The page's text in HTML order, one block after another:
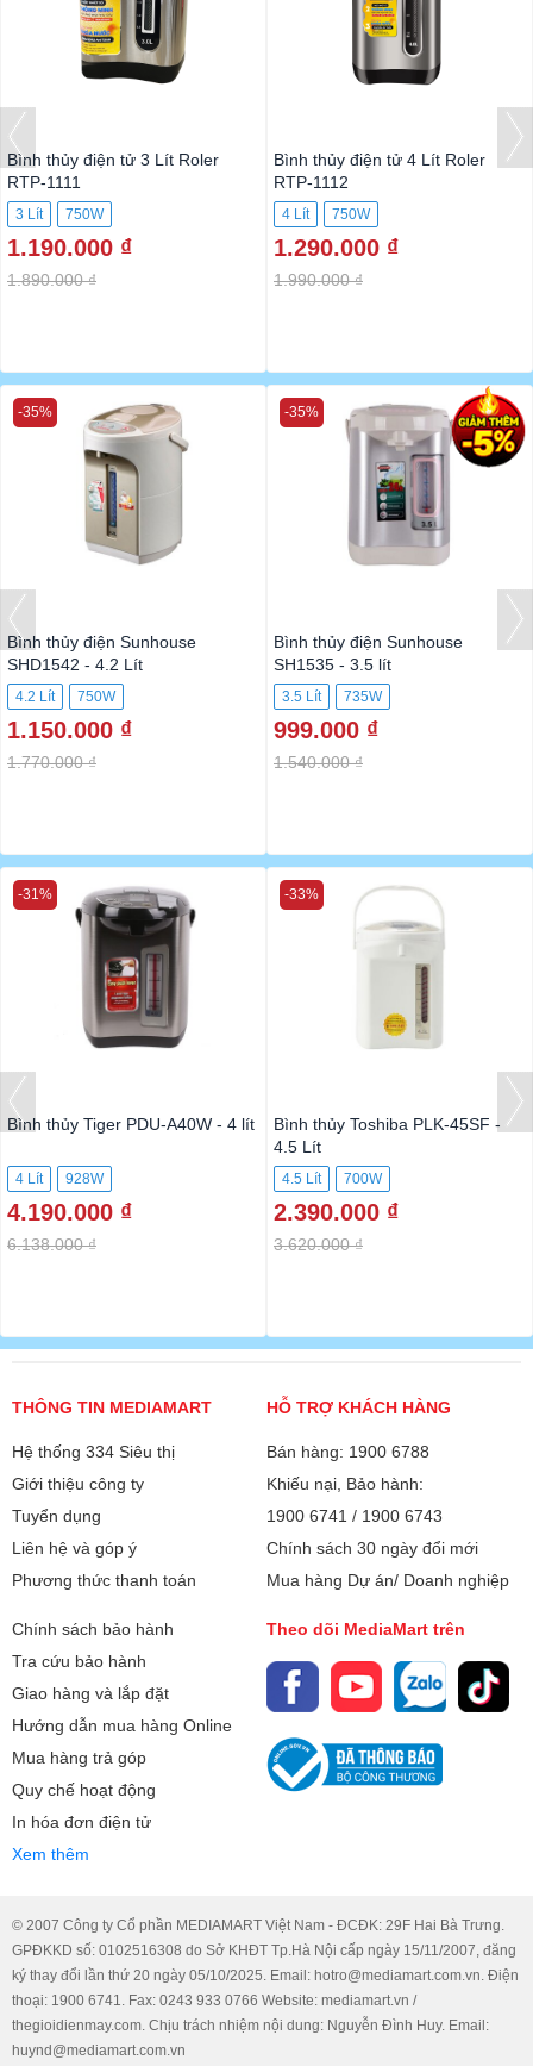
Bình thủy điện tử 3 Lít Roler
RTP-1111
3 Lít 750W
1.190.000 ₫
1.890.000 ₫
Bình thủy điện tử 4 Lít Roler
RTP-1112
4 Lít 750W
1.290.000 ₫
1.990.000 ₫
Bình thủy điện Sunhouse
SHD1542 - 4.2 Lít
4.2 Lít 750W
1.150.000 ₫
1.770.000 ₫
-35%
Bình thủy điện Sunhouse
SH1535 - 3.5 lít
3.5 Lít 735W
999.000 ₫
1.540.000 ₫
-35%
Bình thủy Tiger PDU-A40W - 4 lít
4 Lít 928W
4.190.000 ₫
6.138.000 ₫
-31%
Bình thủy Toshiba PLK-45SF -
4.5 Lít
4.5 Lít 700W
2.390.000 ₫
3.620.000 ₫
-33%
THÔNG TIN MEDIAMART
Hệ thống 334 Siêu thị
Giới thiệu công ty
Tuyển dụng
Liên hệ và góp ý
Phương thức thanh toán
HỖ TRỢ KHÁCH HÀNG
Bán hàng: 1900 6788
Khiếu nại, Bảo hành:
1900 6741 / 1900 6743
Chính sách 30 ngày đổi mới
Mua hàng Dự án/ Doanh nghiệp
Chính sách bảo hành
Tra cứu bảo hành
Giao hàng và lắp đặt
Hướng dẫn mua hàng Online
Mua hàng trả góp
Quy chế hoạt động
In hóa đơn điện tử
Xem thêm
Theo dõi MediaMart trên
© 2007 Công ty Cổ phần MEDIAMART Việt Nam - ĐCĐK: 29F Hai Bà Trưng.
GPĐKKD số: 0102516308 do Sở KHĐT Tp.Hà Nội cấp ngày 15/11/2007, đăng
ký thay đổi lần thứ 20 ngày 05/10/2025. Email: hotro@mediamart.com.vn. Điện
thoại: 1900 6741. Fax: 0243 933 0766 Website: mediamart.vn /
thegioidienmay.com. Chịu trách nhiệm nội dung: Nguyễn Đình Huy. Email:
huynd@mediamart.com.vn